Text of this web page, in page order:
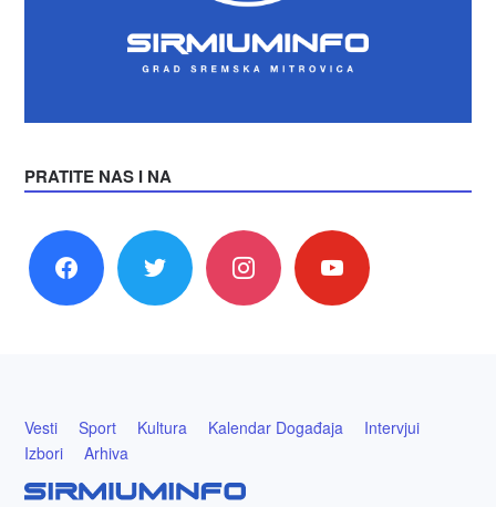
PRATITE NAS I NA
facebook twitter instagram youtube
Vesti Sport Kultura Kalendar Događaja
Intervjui
Izbori
Arhiva